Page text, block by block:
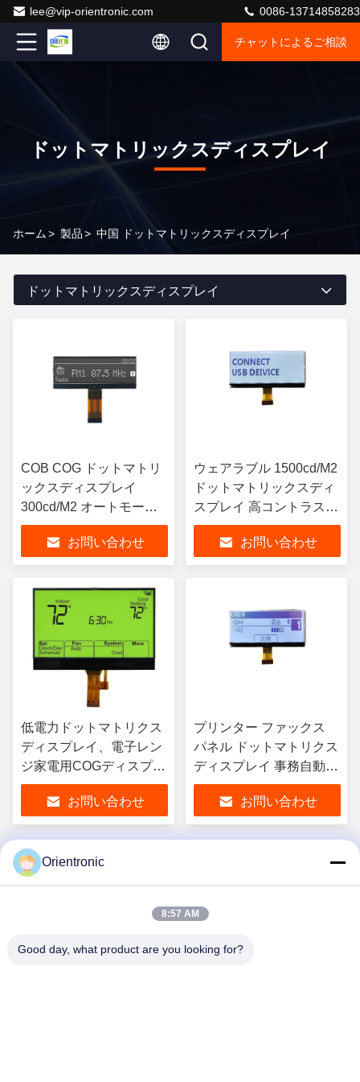
lee@vip-orientronic.com 0086-13714858283
チャットによるご相談
ドットマトリックスディスプレイ
ホーム> 製品> 中国 ドットマトリックスディスプレイ
ドットマトリックスディスプレイ
COB COG ドットマトリ
ックスディスプレイ
300cd/M2 オートモーテ
ィブ LEDマトリックスデ
ィスプレイ ナビゲーショ
ン用,セグメントLCDディ
スプレイ,セグメントLCD
お問い合わせ
ウェアラブル 1500cd/M2
ドットマトリックスディ
スプレイ 高コントラスト
LEDドットマトリックス
ディスプレイ スマートウ
ォッチ用,セグメントLCD
お問い合わせ
低電力ドットマトリクス
ディスプレイ、電子レン
ジ家電用COGディスプレ
イ、50cd/m2、セグメン
トLCDディスプレイ、セ
グメントLCD
お問い合わせ
プリンター ファックス
パネル ドットマトリクス
ディスプレイ 事務自動化
Cog Lcd ディスプレイ
100cd/m2、セグメント
LCDディスプレイ、セグ
メントLCD
お問い合わせ
Orientronic
8:57 AM
Good day, what product are you looking for?